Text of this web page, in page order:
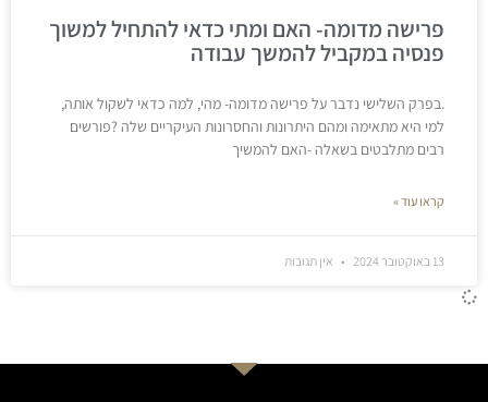
פרישה מדומה- האם ומתי כדאי להתחיל למשוך
פנסיה במקביל להמשך עבודה
.בפרק השלישי נדבר על פרישה מדומה- מהי, למה כדאי לשקול אותה,
למי היא מתאימה ומהם היתרונות והחסרונות העיקריים שלה ?פורשים
רבים מתלבטים בשאלה -האם להמשיך
קראו עוד »
13 באוקטובר 2024 אין תגובות